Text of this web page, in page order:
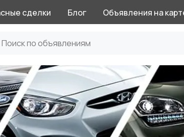
сделки Блог Объявления на